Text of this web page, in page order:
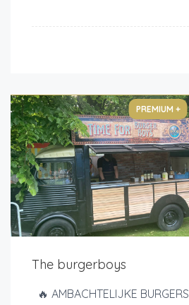
PREMIUM +
The burgerboys
🔥 AMBACHTELIJKE